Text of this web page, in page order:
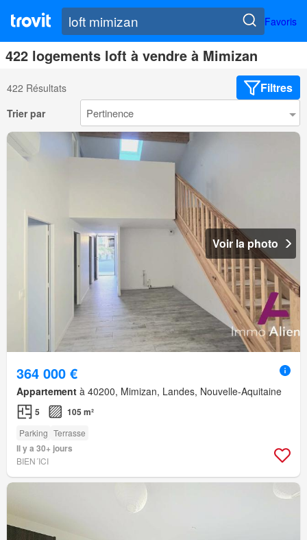
Favoris
422 logements loft à vendre à Mimizan
422 Résultats Filtres
Trier par
Voir la photo
364 000 €
Appartement à 40200, Mimizan, Landes, Nouvelle-Aquitaine
5 105 m²
Parking Terrasse
Il y a 30+ jours
BIEN´ICI